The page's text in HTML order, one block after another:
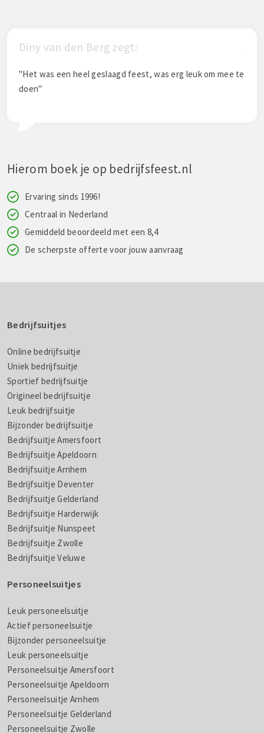
zegt:
feest, was erg leuk om mee te"Het was top!!"
Hierom boek je op bedrijfsfeest.nl
Ervaring sinds 1996!
Centraal in Nederland
Gemiddeld beoordeeld met een 8,4
De scherpste offerte voor jouw aanvraag
Bedrijfsuitjes
Online bedrijfsuitje
Uniek bedrijfsuitje
Sportief bedrijfsuitje
Origineel bedrijfsuitje
Leuk bedrijfsuitje
Bijzonder bedrijfsuitje
Bedrijfsuitje Amersfoort
Bedrijfsuitje Apeldoorn
Bedrijfsuitje Arnhem
Bedrijfsuitje Deventer
Bedrijfsuitje Gelderland
Bedrijfsuitje Harderwijk
Bedrijfsuitje Nunspeet
Bedrijfsuitje Zwolle
Bedrijfsuitje Veluwe
Personeelsuitjes
Leuk personeelsuitje
Actief personeelsuitje
Bijzonder personeelsuitje
Leuk personeelsuitje
Personeelsuitje Amersfoort
Personeelsuitje Apeldoorn
Personeelsuitje Arnhem
Personeelsuitje Gelderland
Personeelsuitje Zwolle